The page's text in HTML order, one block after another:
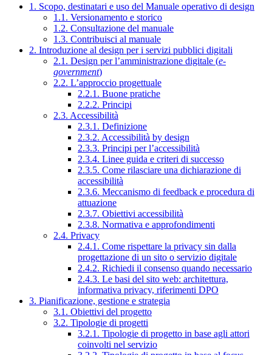
1. Scopo, destinatari e uso del Manuale operativo di design
1.1. Versionamento e storico
1.2. Consultazione del manuale
1.3. Contribuisci al manuale
2. Introduzione al design per i servizi pubblici digitali
2.1. Design per l’amministrazione digitale (e-
government)
2.2. L’approccio progettuale
2.2.1. Buone pratiche
2.2.2. Principi
2.3. Accessibilità
2.3.1. Definizione
2.3.2. Accessibilità by design
2.3.3. Principi per l’accessibilità
2.3.4. Linee guida e criteri di successo
2.3.5. Come rilasciare una dichiarazione di
accessibilità
2.3.6. Meccanismo di feedback e procedura di
attuazione
2.3.7. Obiettivi accessibilità
2.3.8. Normativa e approfondimenti
2.4. Privacy
2.4.1. Come rispettare la privacy sin dalla
progettazione di un sito o servizio digitale
2.4.2. Richiedi il consenso quando necessario
2.4.3. Le basi del sito web: architettura,
informativa privacy, riferimenti DPO
3. Pianificazione, gestione e strategia
3.1. Obiettivi del progetto
3.2. Tipologie di progetti
3.2.1. Tipologie di progetto in base agli attori
coinvolti nel servizio